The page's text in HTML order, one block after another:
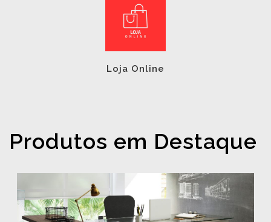
Loja Online
Produtos em Destaque